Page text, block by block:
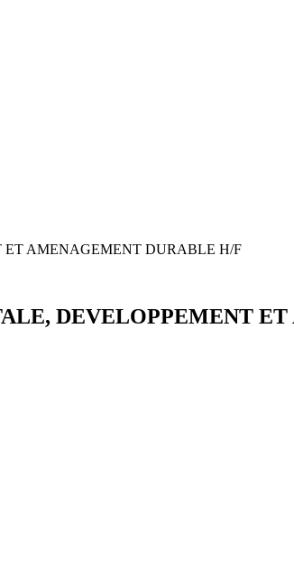
AMENAGEMENT DURABLE H/F
DEVELOPPEMENT